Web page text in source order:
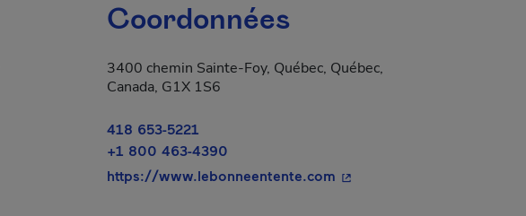
Coordonnées
3400 chemin Sainte-Foy, Québec, Québec,
Canada, G1X 1S6
418 653-5221
+1 800 463-4390
https://www.lebonneentente.com - Cet hyperlien s'ouvrira